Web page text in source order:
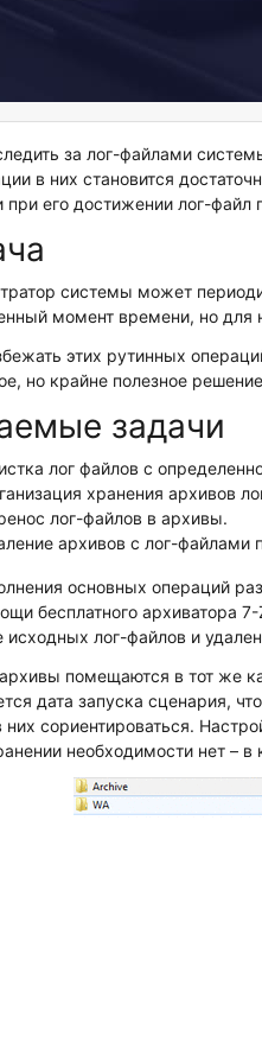
за лог-файлами
в них становится
при его достижении лог-
системы может
момент времени, но для
этих рутинных
но крайне полезное
задачи
лог файлов с
хранения архивов
лог-файлов в архивы.
архивов с лог-файлами
основных операций
бесплатного архиватора
исходных лог-файлов и
помещаются в тот же
дата запуска сценария,
сориентироваться.
необходимости нет – в